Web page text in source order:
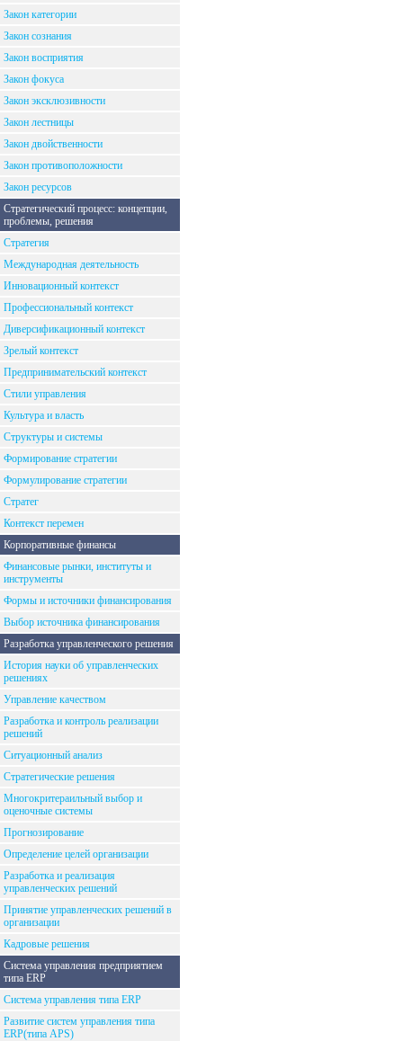
Закон категории
Закон сознания
Закон восприятия
Закон фокуса
Закон эксклюзивности
Закон лестницы
Закон двойственности
Закон противоположности
Закон ресурсов
Стратегический процесс: концепции,
проблемы, решения
Стратегия
Международная деятельность
Инновационный контекст
Профессиональный контекст
Диверсификационный контекст
Зрелый контекст
Предпринимательский контекст
Стили управления
Культура и власть
Структуры и системы
Формирование стратегии
Формулирование стратегии
Стратег
Контекст перемен
Корпоративные финансы
Финансовые рынки, институты и
инструменты
Формы и источники финансирования
Выбор источника финансирования
Разработка управленческого решения
История науки об управленческих
решениях
Управление качеством
Разработка и контроль реализации
решений
Ситуационный анализ
Стратегические решения
Многокритераильный выбор и
оценочные системы
Прогнозирование
Определение целей организации
Разработка и реализация
управленческих решений
Принятие управленческих решений в
организации
Кадровые решения
Система управления предприятием
типа ERP
Система управления типа ERP
Развитие систем управления типа
ERP(типа APS)